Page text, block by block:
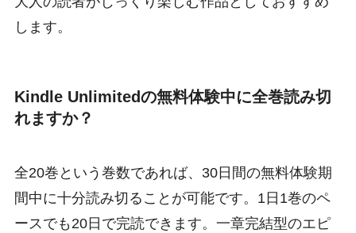
します。
Kindle Unlimitedの無料体験中に全巻読み切
れますか？
全20巻という巻数であれば、30日間の無料体験期
間中に十分読み切ることが可能です。1日1巻のペ
ースでも20日で完読できます。一章完結型のエピ